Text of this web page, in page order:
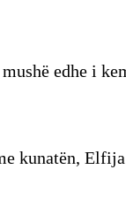
edhe i
kunatën,